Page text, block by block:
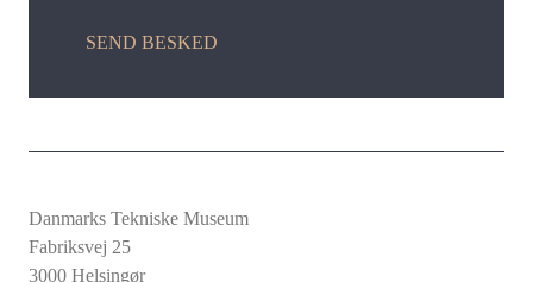
SEND BESKED
Danmarks Tekniske Museum
Fabriksvej 25
3000 Helsingør